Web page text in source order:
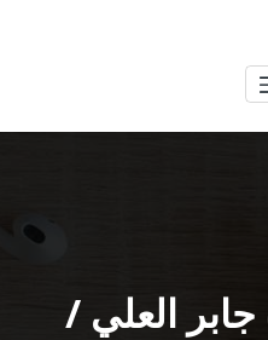
العلي /